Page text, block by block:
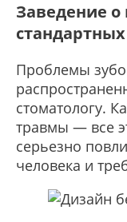
Заведение о
Проблемы
стоматологу.
травмы — все
серьезно
человека и